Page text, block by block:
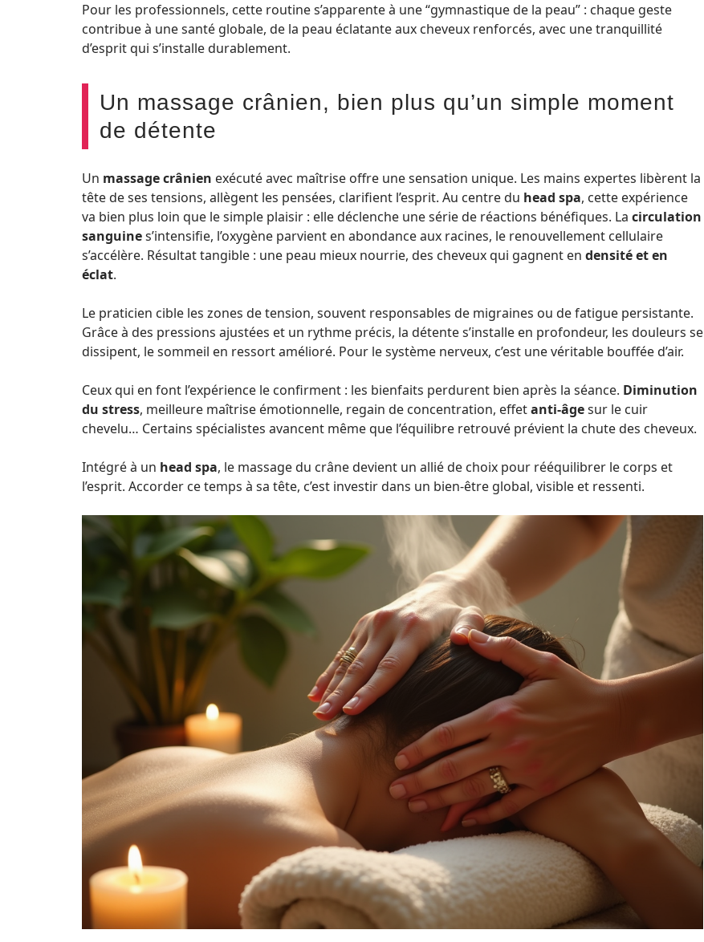
Pour les professionnels, cette routine s’apparente à une “gymnastique de la peau” : chaque geste
contribue à une santé globale, de la peau éclatante aux cheveux renforcés, avec une tranquillité
d’esprit qui s’installe durablement.
Un massage crânien, bien plus qu’un simple moment
de détente
Un massage crânien exécuté avec maîtrise offre une sensation unique. Les mains expertes libèrent la
tête de ses tensions, allègent les pensées, clarifient l’esprit. Au centre du head spa, cette expérience
va bien plus loin que le simple plaisir : elle déclenche une série de réactions bénéfiques. La circulation
sanguines’intensifie, l’oxygène parvient en abondance aux racines, le renouvellement cellulaire
s’accélère. Résultat tangible : une peau mieux nourrie, des cheveux qui gagnent en densité et en
éclat.
Le praticien cible les zones de tension, souvent responsables de migraines ou de fatigue persistante.
Grâce à des pressions ajustées et un rythme précis, la détente s’installe en profondeur, les douleurs se
dissipent, le sommeil en ressort amélioré. Pour le système nerveux, c’est une véritable bouffée d’air.
Ceux qui en font l’expérience le confirment : les bienfaits perdurent bien après la séance. Diminution
du stress, meilleure maîtrise émotionnelle, regain de concentration, effetanti-âgesur le cuir
chevelu… Certains spécialistes avancent même que l’équilibre retrouvé prévient la chute des cheveux.
Intégré à un head spa, le massage du crâne devient un allié de choix pour rééquilibrer le corps et
l’esprit. Accorder ce temps à sa tête, c’est investir dans un bien-être global, visible et ressenti.